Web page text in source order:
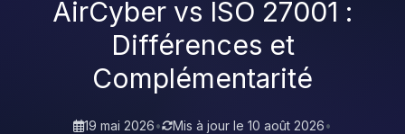
AirCyber vs ISO 27001 :
Différences et
Complémentarité
19 mai 2026• Mis à jour le 10 août 2026•